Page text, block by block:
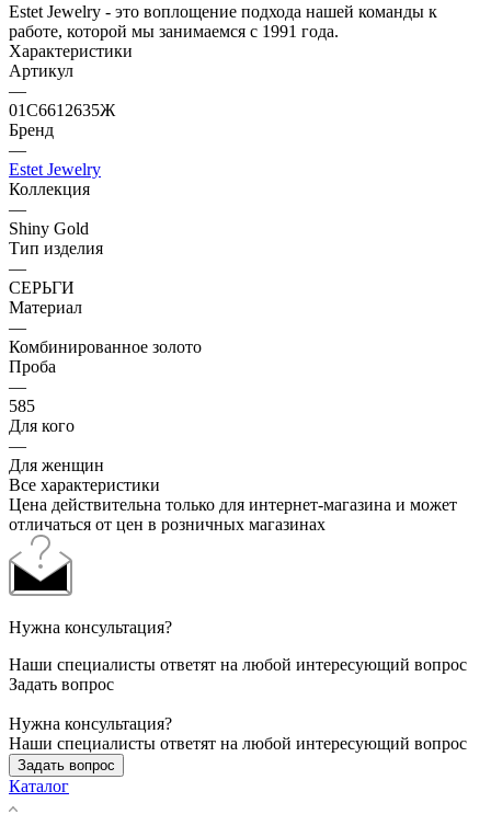
Estet Jewelry - это воплощение подхода нашей команды к
работе, которой мы занимаемся с 1991 года.
Характеристики
Артикул
—
01С6612635Ж
Бренд
—
Estet Jewelry
Коллекция
—
Shiny Gold
Тип изделия
—
СЕРЬГИ
Материал
—
Комбинированное золото
Проба
—
585
Для кого
—
Для женщин
Все характеристики
Цена действительна только для интернет-магазина и может
отличаться от цен в розничных магазинах
Нужна консультация?
Наши специалисты ответят на любой интересующий вопрос
Задать вопрос
Нужна консультация?
Наши специалисты ответят на любой интересующий вопрос
Задать вопрос
Каталог